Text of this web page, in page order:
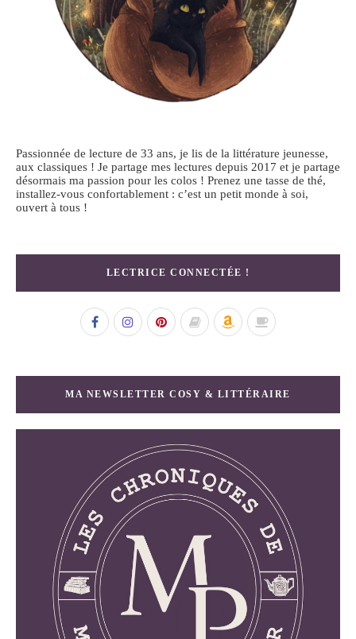
Passionnée de lecture de 33 ans, je lis de la littérature jeunesse,
aux classiques ! Je partage mes lectures depuis 2017 et je partage
désormais ma passion pour les colos ! Prenez une tasse de thé,
installez-vous confortablement : c’est un petit monde à soi,
ouvert à tous !
LECTRICE CONNECTÉE !
MA NEWSLETTER COSY & LITTÉRAIRE